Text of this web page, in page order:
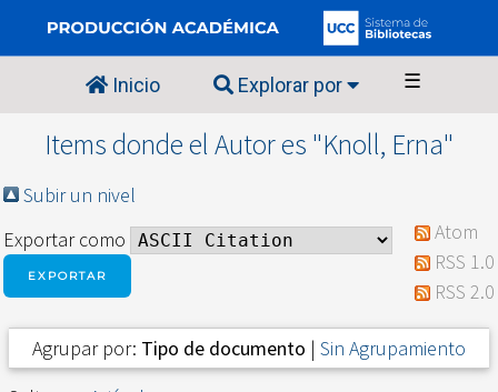
Inicio Explorar por ☰
Items donde el Autor es "Knoll, Erna"
Subir un nivel
Exportar como
Atom
RSS 1.0
RSS 2.0
Agrupar por: Tipo de documento | Sin Agrupamiento